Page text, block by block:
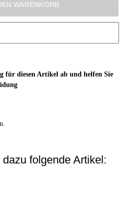
WARENKORB
Sie bitte die gewünschte Variation
für diesen Artikel ab und helfen Sie
folgende Artikel: